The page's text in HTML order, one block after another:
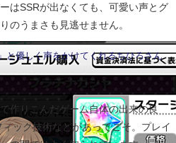
はSSRが出なくても、可愛い声とグ
のうまさも見逃せません。
と優しく声をかけてくれるちひろさん
作りこんだゲーム自体の出来の良
ック技術などがあってこそ。プレイ